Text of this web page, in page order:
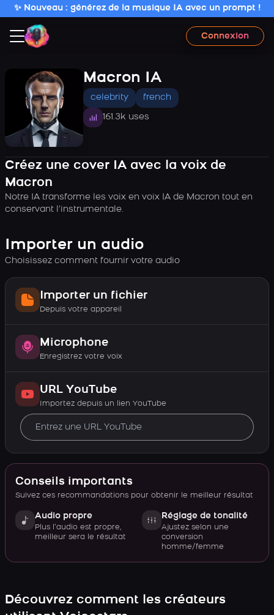
✨ Nouveau : générez de la musique IA avec un prompt !
Connexion
Macron IA
celebrity french
161.3k uses
Créez une cover IA avec la voix de
Macron
Notre IA transforme les voix en voix IA de Macron tout en
conservant l’instrumentale.
Importer un audio
Choisissez comment fournir votre audio
Importer un fichier
Depuis votre appareil
Microphone
Enregistrez votre voix
URL YouTube
Importez depuis un lien YouTube
Conseils importants
Suivez ces recommandations pour obtenir le meilleur résultat
Audio propre
Plus l’audio est propre,
meilleur sera le résultat
Réglage de tonalité
Ajustez selon une
conversion
homme/femme
Découvrez comment les créateurs